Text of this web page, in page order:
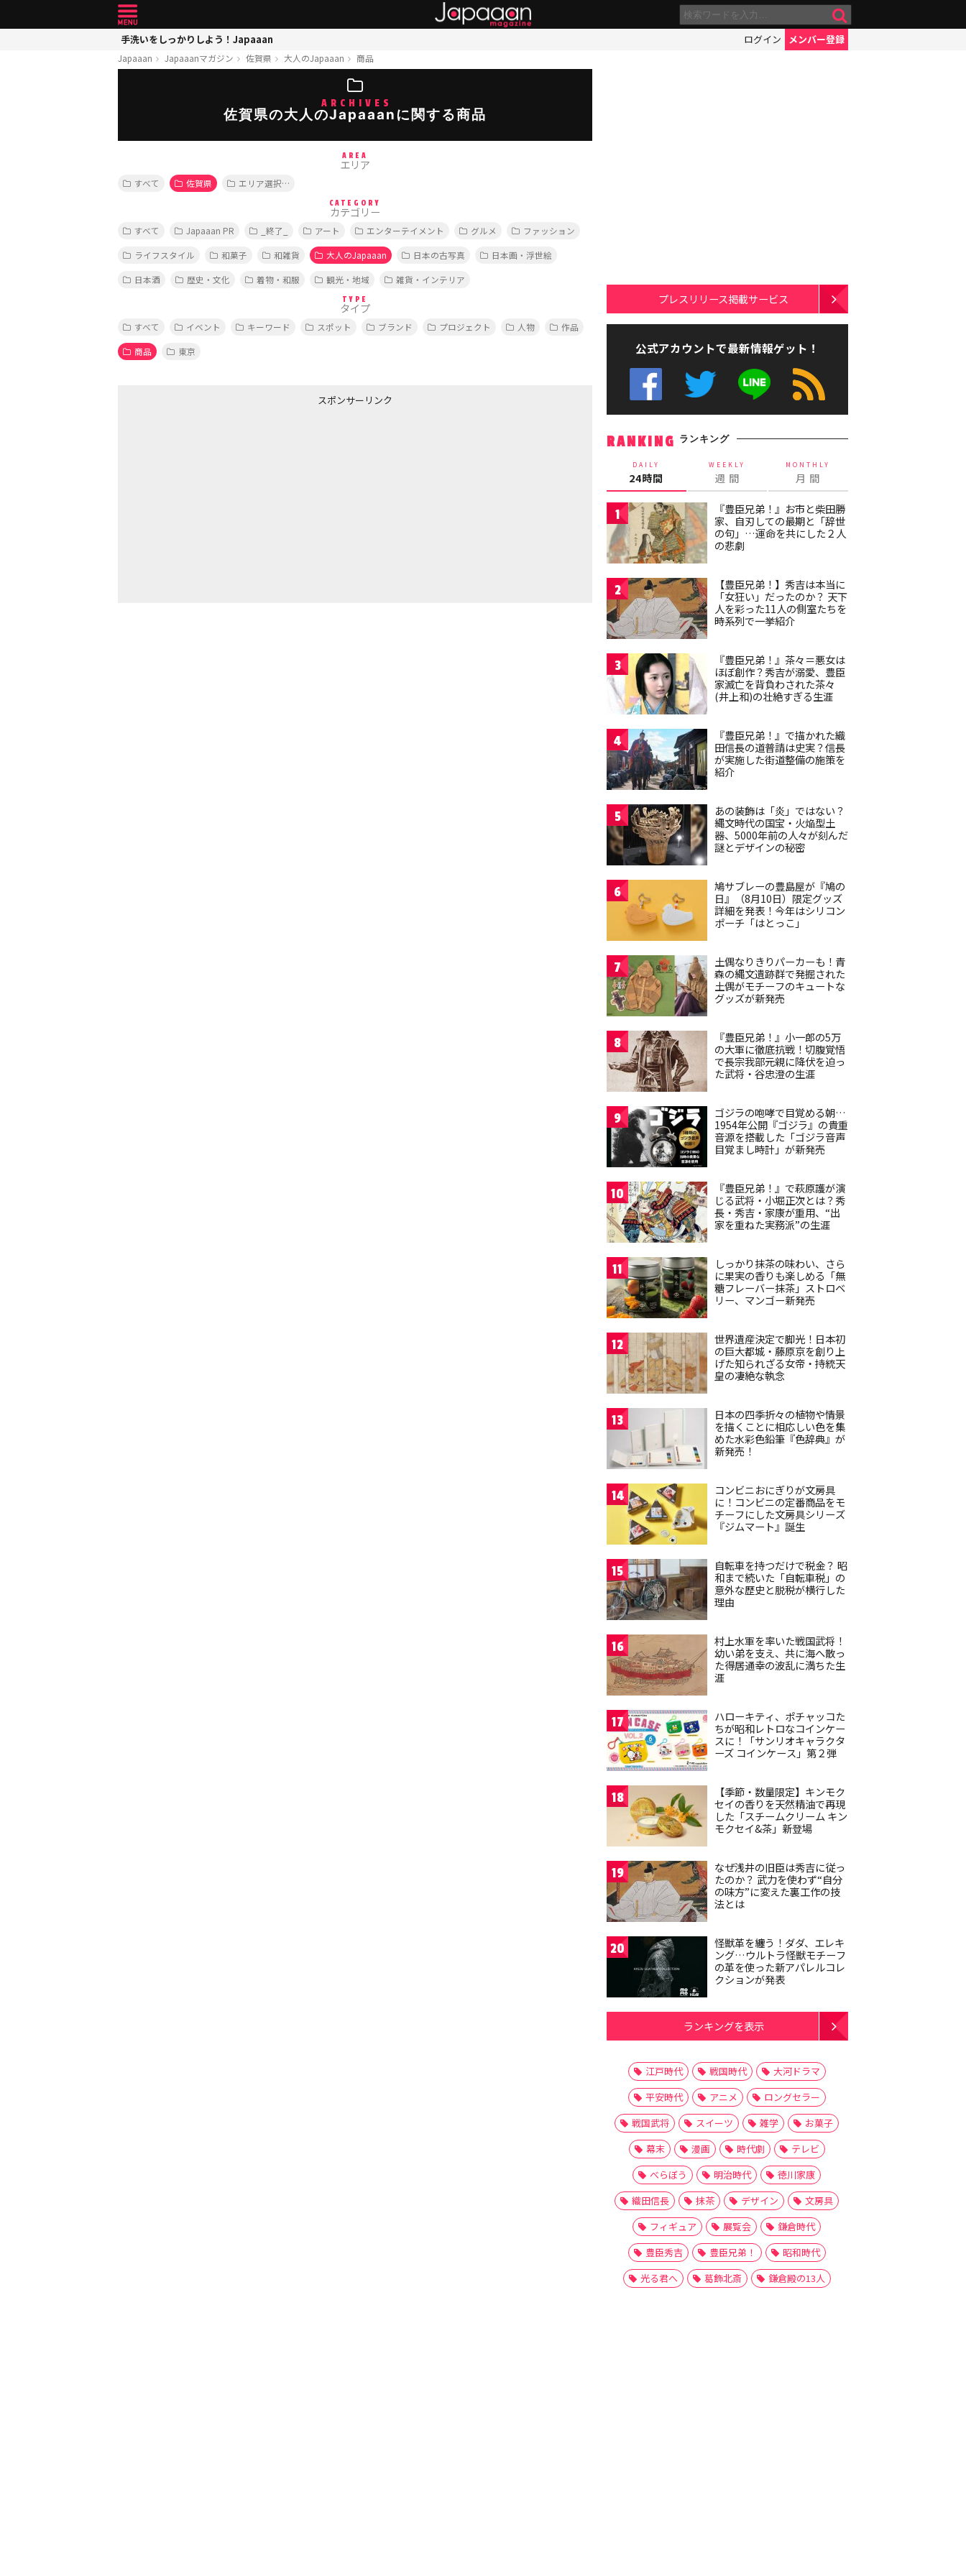
手洗いをしっかりしよう！Japaaan ログイン メンバー登録
Japaaan Japaaanマガジン 佐賀県 大人のJapaaan 商品
ARCHIVES
佐賀県の大人のJapaaanに関する商品
AREA
エリア
すべて 佐賀県 エリア選択…
CATEGORY
カテゴリー
すべて Japaaan PR _終了_ アート エンターテイメント グルメ
ファッション
ライフスタイル
和菓子 和雑貨 大人のJapaaan 日本の古写真
日本画・浮世絵
日本酒
歴史・文化 着物・和服 観光・地域 雑貨・インテリア
TYPE
タイプ
すべて イベント キーワード スポット ブランド プロジェクト 人物
作品
商品
東京
スポンサーリンク
プレスリリース掲載サービス
公式アカウントで最新情報ゲット！
RANKING ランキング
DAILY
24時間
WEEKLY
週 間
MONTHLY
月 間
1
『豊臣兄弟！』お市と柴田勝
家、自刃しての最期と「辞世
の句」…運命を共にした２人
の悲劇
2
【豊臣兄弟！】秀吉は本当に
「女狂い」だったのか？ 天下
人を彩った11人の側室たちを
時系列で一挙紹介
3
『豊臣兄弟！』茶々＝悪女は
ほぼ創作？秀吉が溺愛、豊臣
家滅亡を背負わされた茶々
(井上和)の壮絶すぎる生涯
4
『豊臣兄弟！』で描かれた織
田信長の道普請は史実？信長
が実施した街道整備の施策を
紹介
5
あの装飾は「炎」ではない？
縄文時代の国宝・火焔型土
器、5000年前の人々が刻んだ
謎とデザインの秘密
6
鳩サブレーの豊島屋が『鳩の
日』（8月10日）限定グッズ
詳細を発表！今年はシリコン
ポーチ「はとっこ」
7
土偶なりきりパーカーも！青
森の縄文遺跡群で発掘された
土偶がモチーフのキュートな
グッズが新発売
8
『豊臣兄弟！』小一郎の5万
の大軍に徹底抗戦！切腹覚悟
で長宗我部元親に降伏を迫っ
た武将・谷忠澄の生涯
9
ゴジラの咆哮で目覚める朝…
1954年公開『ゴジラ』の貴重
音源を搭載した「ゴジラ音声
目覚まし時計」が新発売
10
『豊臣兄弟！』で萩原護が演
じる武将・小堀正次とは？秀
長・秀吉・家康が重用、“出
家を重ねた実務派”の生涯
11
しっかり抹茶の味わい、さら
に果実の香りも楽しめる「無
糖フレーバー抹茶」ストロベ
リー、マンゴー新発売
12
世界遺産決定で脚光！日本初
の巨大都城・藤原京を創り上
げた知られざる女帝・持統天
皇の凄絶な執念
13
日本の四季折々の植物や情景
を描くことに相応しい色を集
めた水彩色鉛筆『色辞典』が
新発売！
14
コンビニおにぎりが文房具
に！コンビニの定番商品をモ
チーフにした文房具シリーズ
『ジムマート』誕生
15
自転車を持つだけで税金？ 昭
和まで続いた「自転車税」の
意外な歴史と脱税が横行した
理由
16
村上水軍を率いた戦国武将！
幼い弟を支え、共に海へ散っ
た得居通幸の波乱に満ちた生
涯
17
ハローキティ、ポチャッコた
ちが昭和レトロなコインケー
スに！「サンリオキャラクタ
ーズ コインケース」第２弾
18
【季節・数量限定】キンモク
セイの香りを天然精油で再現
した「スチームクリーム キン
モクセイ&茶」新登場
19
なぜ浅井の旧臣は秀吉に従っ
たのか？ 武力を使わず“自分
の味方”に変えた裏工作の技
法とは
20
怪獣革を纏う！ダダ、エレキ
ング…ウルトラ怪獣モチーフ
の革を使った新アパレルコレ
クションが発表
ランキングを表示
江戸時代 戦国時代
大河ドラマ
平安時代
アニメ
ロングセラー
戦国武将
スイーツ 雑学
お菓子
幕末
漫画 時代劇
テレビ
べらぼう
明治時代
徳川家康
織田信長
抹茶 デザイン
文房具
フィギュア
展覧会
鎌倉時代
豊臣秀吉
豊臣兄弟！
昭和時代
光る君へ
葛飾北斎 鎌倉殿の13人